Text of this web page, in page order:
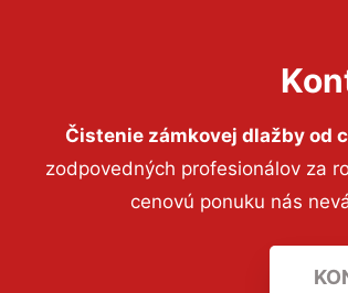
Čistenie zámkovej dlažby od
zodpovedných profesionálov za
cenovú ponuku nás